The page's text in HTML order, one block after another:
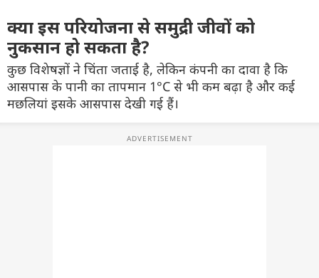
क्या इस परियोजना से समुद्री जीवों को
नुकसान हो सकता है?
कुछ विशेषज्ञों ने चिंता जताई है, लेकिन कंपनी का दावा है कि
आसपास के पानी का तापमान 1°C से भी कम बढ़ा है और कई
मछलियां इसके आसपास देखी गई हैं।